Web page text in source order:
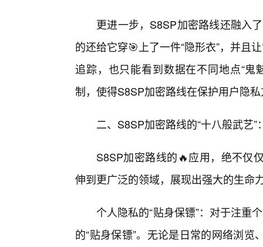
更进一步，S8SP加密路线还融入
的还给它穿🎯上了一件“隐形衣”，并且
追踪，也只能看到数据在不同地点“
制，使得S8SP加密路线在保护用户隐
二、S8SP加密路线的“十八般武艺
S8SP加密路线的🔥应用，绝不仅
伸到更广泛的领域，展现出强大的生命
个人隐私的“贴身保镖”：对于注重
的“贴身保镖”。无论是日常的网络浏